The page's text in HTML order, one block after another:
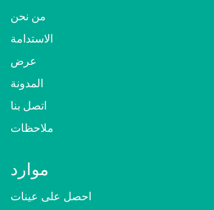
من نحن
الاستدامة
عرض
المدونة
اتصل بنا
ملاحظات
موارد
احصل على عينات